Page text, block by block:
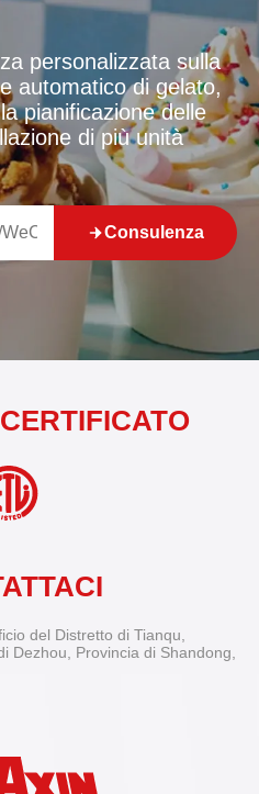
personalizzata sulla
automatico di gelato,
pianificazione delle
di più unità
Consulenza
del Distretto di Tianqu,
Dezhou, Provincia di Shandong,